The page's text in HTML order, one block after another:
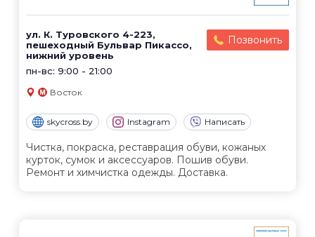
ул. К. Туровского 4-223,
пешеходный Бульвар Пикассо,
нижний уровень
пн-вс: 9:00 - 21:00
Позвонить
Восток
skycross.by Instagram Написать
Чистка, покраска, реставрация обуви, кожаных
курток, сумок и аксессуаров. Пошив обуви.
Ремонт и химчистка одежды. Доставка.